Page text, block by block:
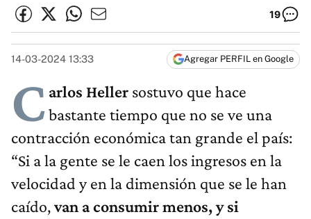
19
14-03-2024 13:33 Agregar PERFIL en Google
C arlos Heller sostuvo que hace
bastante tiempo que no se ve una
contracción económica tan grande el país:
“Si a la gente se le caen los ingresos en la
velocidad y en la dimensión que se le han
caído,van a consumir menos, y si